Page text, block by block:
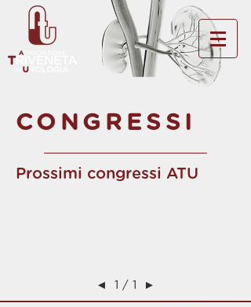
CONGRESSI
Prossimi congressi ATU
◄ 1 / 1 ►